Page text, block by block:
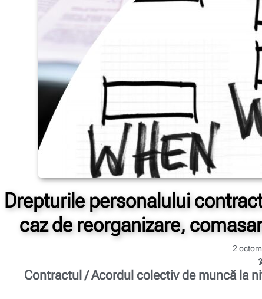
Drepturile personalului
caz de reorganizare,
2
Contractul / Acordul colectiv de muncă la